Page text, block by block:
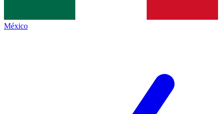
México